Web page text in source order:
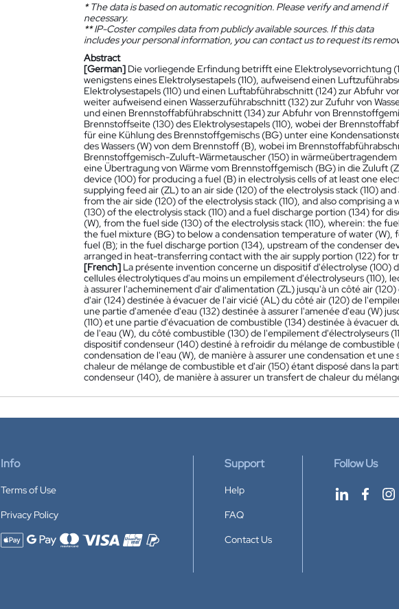
*The data is based on automatic recognition. Please verify and amend if
necessary.
**IP-Coster compiles data from publicly available sources. If this data
includes your personal information, you can contact us to request its
Abstract
[German] Die vorliegende Erfindung betrifft eine Elektrolysevorrichtung
wenigstens eines Elektrolysestapels (110), aufweisend einen
Elektrolysestapels (110) und einen Luftabführabschnitt (124) zur Abfuhr
weiter aufweisend einen Wasserzuführabschnitt (132) zur Zufuhr von
und einen Brennstoffabführabschnitt (134) zur Abfuhr von
Brennstoffseite (130) des Elektrolysestapels (110), wobei der
für eine Kühlung des Brennstoffgemischs (BG) unter eine
des Wassers (W) von dem Brennstoff (B), wobei im
Brennstoffgemisch-Zuluft-Wärmetauscher (150) in
eine Übertragung von Wärme vom Brennstoffgemisch (BG) in die Zuluft
device (100) for producing a fuel (B) in electrolysis cells of at least one
supplying feed air (ZL) to an air side (120) of the electrolysis stack (110)
from the air side (120) of the electrolysis stack (110), and also comprising
(130) of the electrolysis stack (110) and a fuel discharge portion (134) for
(W), from the fuel side (130) of the electrolysis stack (110), wherein: the
the fuel mixture (BG) to below a condensation temperature of water
fuel (B); in the fuel discharge portion (134), upstream of the condenser
arranged in heat-transferring contact with the air supply portion (122)
[French] La présente invention concerne un dispositif d'électrolyse (100)
cellules électrolytiques d'au moins un empilement d'électrolyseurs (110),
à assurer l'acheminement d'air d'alimentation (ZL) jusqu'à un côté air
d'air (124) destinée à évacuer de l'air vicié (AL) du côté air (120) de
une partie d'amenée d'eau (132) destinée à assurer l'amenée d'eau (W)
(110) et une partie d'évacuation de combustible (134) destinée à
de l'eau (W), du côté combustible (130) de l'empilement d'électrolyseurs
dispositif condenseur (140) destiné à refroidir du mélange de
condensation de l'eau (W), de manière à assurer une condensation et
chaleur de mélange de combustible et d'air (150) étant disposé dans la
condenseur (140), de manière à assurer un transfert de chaleur du
Info
Terms of Use
Privacy Policy
Accepted payment methods
Support
Help
FAQ
Contact Us
Follow Us